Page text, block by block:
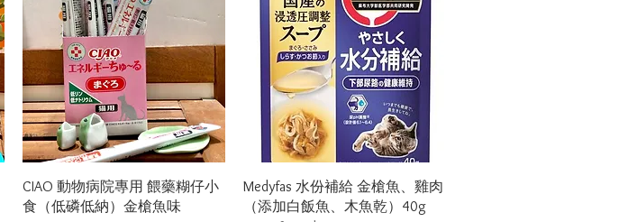
Quick View
CIAO 動物病院專用 餵藥糊仔小
食（低磷低納）金槍魚味
Quick View
Medyfas 水份補給 金槍魚、雞肉
（添加白飯魚、木魚乾）40g